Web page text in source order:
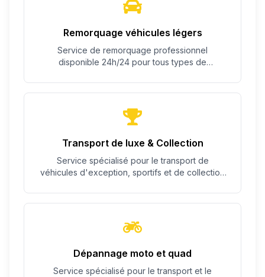
Remorquage véhicules légers
Service de remorquage professionnel
disponible 24h/24 pour tous types de
Transport de luxe & Collection
Service spécialisé pour le transport de
véhicules d'exception, sportifs et de collection
Dépannage moto et quad
Service spécialisé pour le transport et le